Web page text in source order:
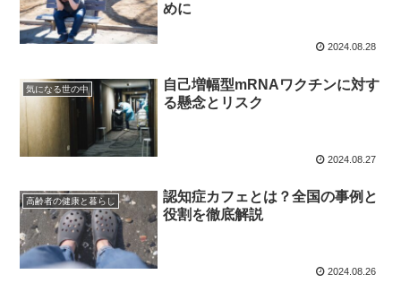
めに
2024.08.28
気になる世の中
自己増幅型mRNAワクチンに対す
る懸念とリスク
2024.08.27
高齢者の健康と暮らし
認知症カフェとは？全国の事例と
役割を徹底解説
2024.08.26